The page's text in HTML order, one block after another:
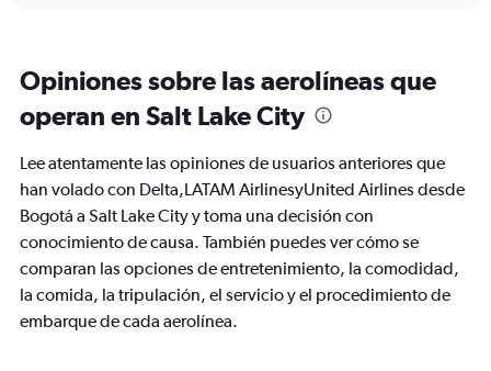
categories.
chart
1
Y
axis
displaying
values.
Range:
0
to
Opiniones sobre las aerolíneas que
operan en Salt Lake City
Lee atentamente las opiniones de usuarios anteriores que
han volado con Delta,LATAM AirlinesyUnited Airlines desde
Bogotá a Salt Lake City y toma una decisión con
conocimiento de causa. También puedes ver cómo se
comparan las opciones de entretenimiento, la comodidad,
la comida, la tripulación, el servicio y el procedimiento de
embarque de cada aerolínea.